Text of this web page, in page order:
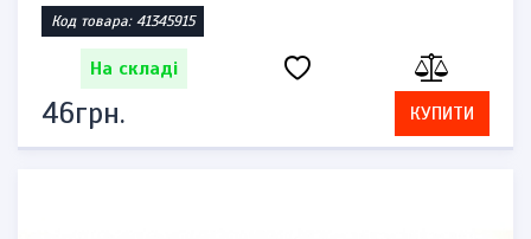
Код товара: 41345915
На складі
46грн. КУПИТИ